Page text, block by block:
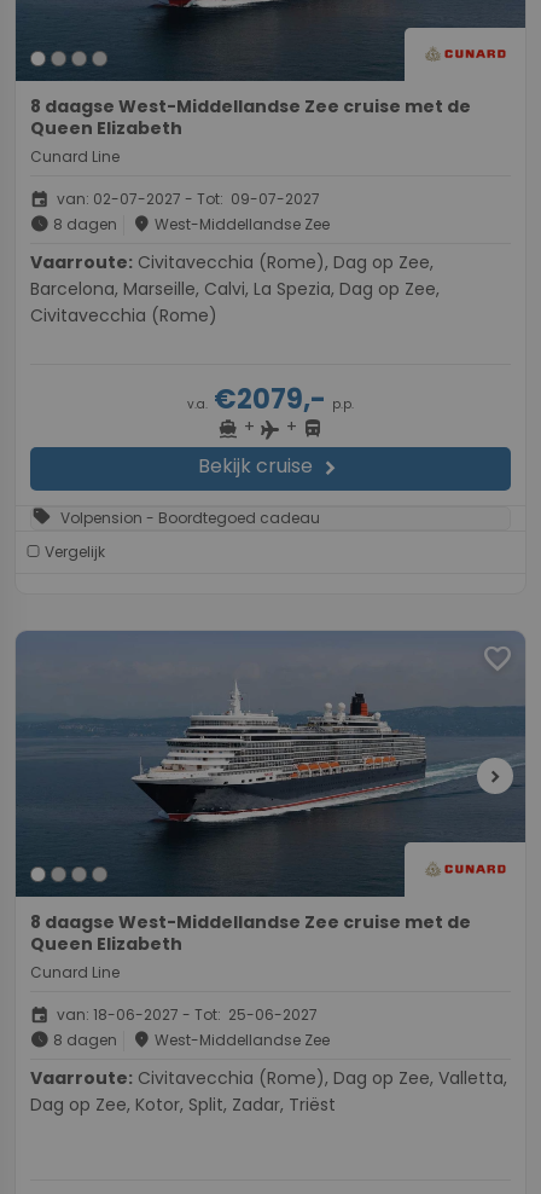
8 daagse West-Middellandse Zee cruise met de
Queen Elizabeth
Cunard Line
event van: 02-07-2027 - Tot: 09-07-2027
schedule 8 dagen place West-Middellandse Zee
Vaarroute:
Barcelona, Marseille, Calvi, La Spezia, Dag op Zee,
Civitavecchia (Rome)
v.a. €2079,- p.p.
directions_boat + flight + directions_bus
Bekijk cruise chevron_right
sell Volpension - Boordtegoed cadeau
Vergelijk
favorite
chevron_right
8 daagse West-Middellandse Zee cruise met de
Queen Elizabeth
Cunard Line
event van: 18-06-2027 - Tot: 25-06-2027
schedule 8 dagen place West-Middellandse Zee
Vaarroute:
Dag op Zee, Kotor, Split, Zadar, Triëst